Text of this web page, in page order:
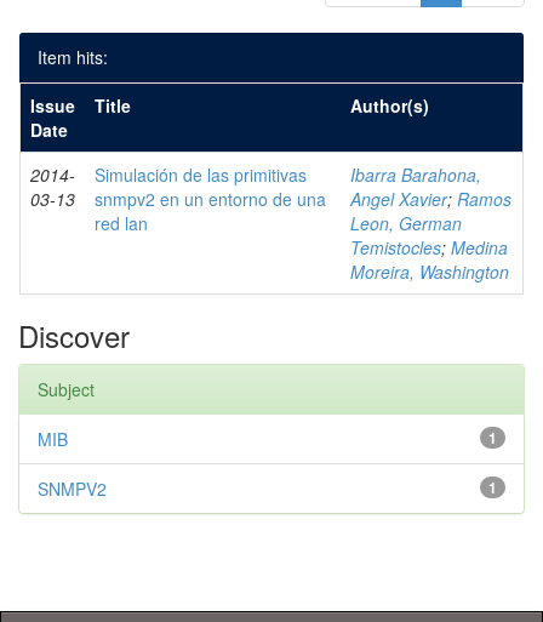
Item hits:
Issue
Date
Title Author(s)
2014-
03-13
Simulación de las primitivas
snmpv2 en un entorno de una
red lan
Ibarra Barahona,
Angel Xavier; Ramos
Leon, German
Temistocles; Medina
Moreira, Washington
Discover
Subject
1
MIB
1
SNMPV2